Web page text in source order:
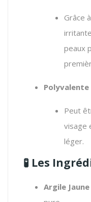
Grâce
peaux
Polyvalente
Peut
visage
léger.
🧪 Les
Argile